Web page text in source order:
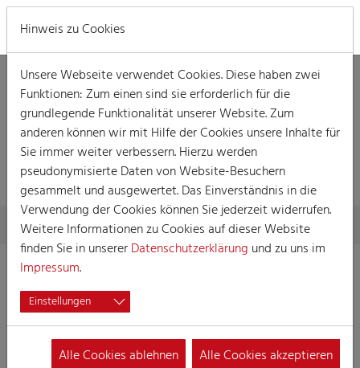
VERANSTALTUNG
Skip to main content
You are here:
Home Session Veranstaltungen Veranstaltung
Damensitzung der Prinzen-Garde
17.01.2023 17:30
Damensitzung
Gürzenich
Hinweis zu Cookies
Unsere Webseite verwendet Cookies. Diese haben zwei
Funktionen: Zum einen sind sie erforderlich für die
grundlegende Funktionalität unserer Website. Zum
anderen können wir mit Hilfe der Cookies unsere Inhalte für
Sie immer weiter verbessern. Hierzu werden
pseudonymisierte Daten von Website-Besuchern
gesammelt und ausgewertet. Das Einverständnis in die
Verwendung der Cookies können Sie jederzeit widerrufen.
Weitere Informationen zu Cookies auf dieser Website
finden Sie in unsererDatenschutzerklärung und zu uns im
Impressum.
Einstellungen
Alle Cookies ablehnen Alle Cookies akzeptieren